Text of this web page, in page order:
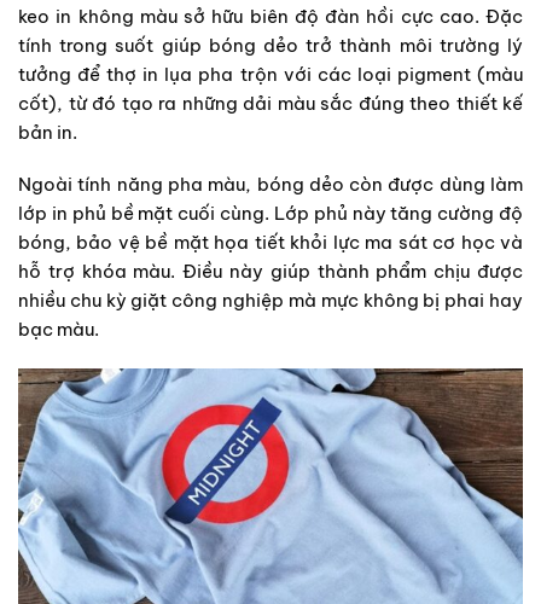
keo in không màu sở hữu biên độ đàn hồi cực cao. Đặc
tính trong suốt giúp bóng dẻo trở thành môi trường lý
tưởng để thợ in lụa pha trộn với các loại pigment (màu
cốt), từ đó tạo ra những dải màu sắc đúng theo thiết kế
bản in.
Ngoài tính năng pha màu, bóng dẻo còn được dùng làm
lớp in phủ bề mặt cuối cùng. Lớp phủ này tăng cường độ
bóng, bảo vệ bề mặt họa tiết khỏi lực ma sát cơ học và
hỗ trợ khóa màu. Điều này giúp thành phẩm chịu được
nhiều chu kỳ giặt công nghiệp mà mực không bị phai hay
bạc màu.